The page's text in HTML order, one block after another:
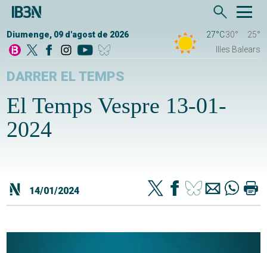
Diumenge, 09 d'agost de 2026 27°C30°
25°
Illes Balears
DARRER EL TEMPS
El Temps Vespre 13-01-
2024
14/01/2024